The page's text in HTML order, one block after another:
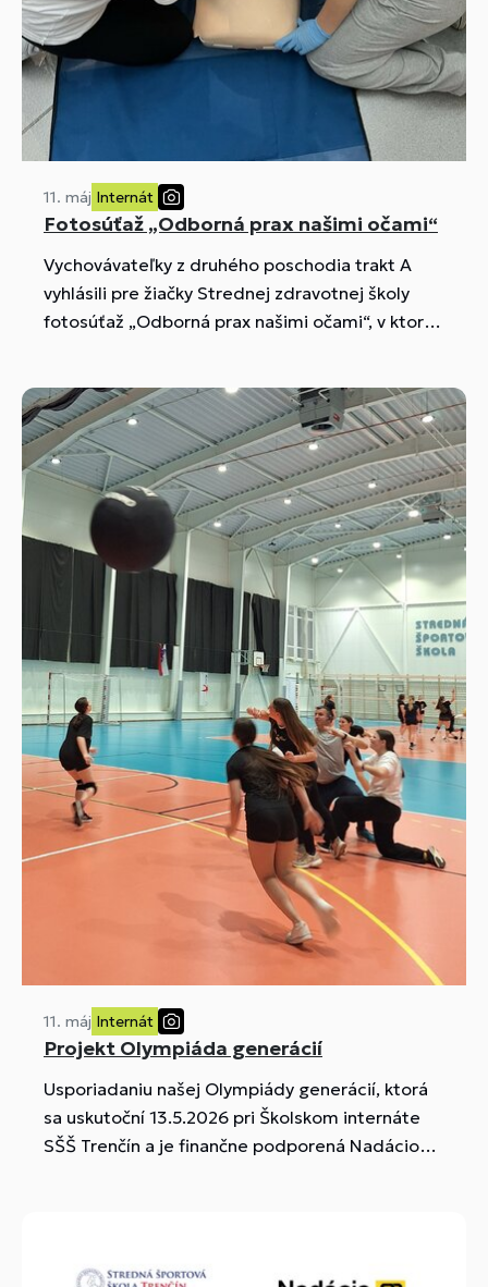
11. máj Internát
Fotosúťaž „Odborná prax našimi očami“
Vychovávateľky z druhého poschodia trakt A
vyhlásili pre žiačky Strednej zdravotnej školy
fotosúťaž „Odborná prax našimi očami“, v ktorej
každodenného života počas odbornej praxe.
Fotografie zobrazujú ich odbornú činnosť v
ambulanciách, v laboratóriách, zachytávajú aj
svet pod mikroskopom, ale aj ich pocity a vtipné
momenty.
11. máj Internát
Projekt Olympiáda generácií
Usporiadaniu našej Olympiády generácií, ktorá
sa uskutoční 13.5.2026 pri Školskom internáte
SŠŠ Trenčín a je finančne podporená Nadáciou